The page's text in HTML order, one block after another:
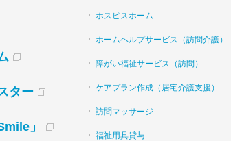
ター
」
ホスピスホーム
ホームヘルプサービス（訪問介護）
障がい福祉サービス（訪問）
ケアプラン作成（居宅介護支援）
訪問マッサージ
福祉用具貸与